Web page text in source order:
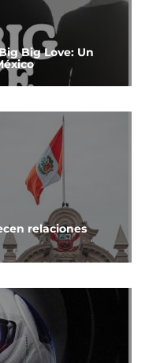
Big Love: Un
relaciones